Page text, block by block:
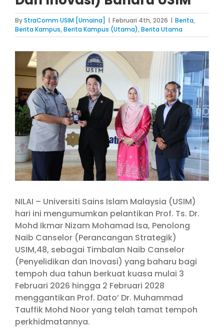
ByStraComm USIM [Umaina] | Februari 4th, 2026 | Berita,
Berita Kampus,Berita Kampus (Utama),Berita Utama
View
Larger
Image
NILAI – Universiti Sains Islam Malaysia (USIM)
hari ini mengumumkan pelantikan Prof. Ts. Dr.
Mohd Ikmar Nizam Mohamad Isa, Penolong
Naib Canselor (Perancangan Strategik)
USIM,48, sebagai Timbalan Naib Canselor
(Penyelidikan dan Inovasi) yang baharu bagi
tempoh dua tahun berkuat kuasa mulai 3
Februari 2026 hingga 2 Februari 2028
menggantikan Prof. Dato’ Dr. Muhammad
Tauffik Mohd Noor yang telah tamat tempoh
perkhidmatannya.